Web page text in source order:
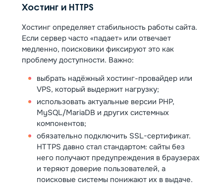
Хостинг и HTTPS
Хостинг определяет стабильность работы сайта.
Если сервер часто «падает» или отвечает
медленно, поисковики фиксируют это как
проблему доступности. Важно:
выбрать надёжный хостинг-провайдер или
VPS, который выдержит нагрузку;
использовать актуальные версии PHP,
MySQL/MariaDB и других системных
компонентов;
обязательно подключить SSL-сертификат.
HTTPS давно стал стандартом: сайты без
него получают предупреждения в браузерах
и теряют доверие пользователей, а
поисковые системы понижают их в выдаче.